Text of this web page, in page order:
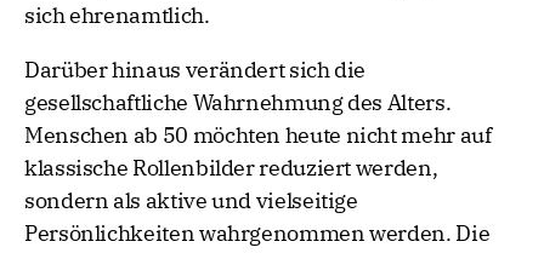
sich ehrenamtlich.
Darüber hinaus verändert sich die
gesellschaftliche Wahrnehmung des Alters.
Menschen ab 50 möchten heute nicht mehr auf
klassische Rollenbilder reduziert werden,
sondern als aktive und vielseitige
Persönlichkeiten wahrgenommen werden. Die